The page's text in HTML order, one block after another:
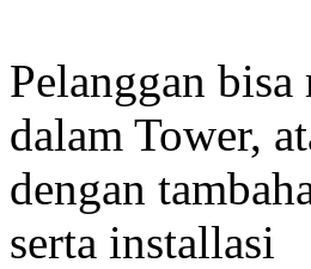
Pelanggan
dalam Tower,
dengan
serta installasi